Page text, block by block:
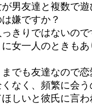
副交感神経が
気管支はどう
トマトの収穫
割れるのか？
男友達と複数で遊
は嫌ですか？
きりではないので
女一人のときもあ
までも友達なので
くなく、頻繁に会う
しいと彼氏に言わ